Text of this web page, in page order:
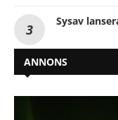
Sysav
ANNONS